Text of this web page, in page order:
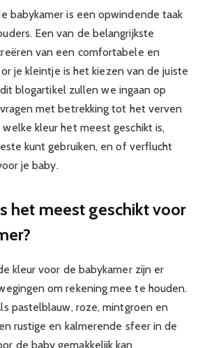
babykamer is een opwindende taak
Een van de belangrijkste
van een comfortabele en
je kleintje is het kiezen van de juiste
blogartikel zullen we ingaan op
met betrekking tot het verven
kleur het meest geschikt is,
kunt gebruiken, en of verflucht
je baby.
het meest geschikt voor
kleur voor de babykamer zijn er
om rekening mee te houden.
pastelblauw, roze, mintgroen en
rustige en kalmerende sfeer in de
de baby gemakkelijk kan